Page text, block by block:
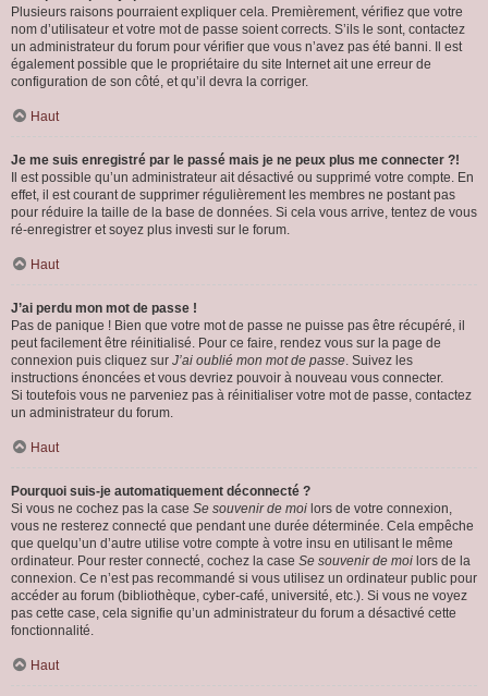
Plusieurs raisons pourraient expliquer cela. Premièrement, vérifiez que votre
nom d’utilisateur et votre mot de passe soient corrects. S’ils le sont, contactez
un administrateur du forum pour vérifier que vous n’avez pas été banni. Il est
également possible que le propriétaire du site Internet ait une erreur de
configuration de son côté, et qu’il devra la corriger.
Haut
Je me suis enregistré par le passé mais je ne peux plus me connecter ?!
Il est possible qu’un administrateur ait désactivé ou supprimé votre compte. En
effet, il est courant de supprimer régulièrement les membres ne postant pas
pour réduire la taille de la base de données. Si cela vous arrive, tentez de vous
ré-enregistrer et soyez plus investi sur le forum.
Haut
J’ai perdu mon mot de passe !
Pas de panique ! Bien que votre mot de passe ne puisse pas être récupéré, il
peut facilement être réinitialisé. Pour ce faire, rendez vous sur la page de
connexion puis cliquez sur J’ai oublié mon mot de passe. Suivez les
instructions énoncées et vous devriez pouvoir à nouveau vous connecter.
Si toutefois vous ne parveniez pas à réinitialiser votre mot de passe, contactez
un administrateur du forum.
Haut
Pourquoi suis-je automatiquement déconnecté ?
Si vous ne cochez pas la case Se souvenir de moi lors de votre connexion,
vous ne resterez connecté que pendant une durée déterminée. Cela empêche
que quelqu’un d’autre utilise votre compte à votre insu en utilisant le même
ordinateur. Pour rester connecté, cochez la case Se souvenir de moi lors de la
connexion. Ce n’est pas recommandé si vous utilisez un ordinateur public pour
accéder au forum (bibliothèque, cyber-café, université, etc.). Si vous ne voyez
pas cette case, cela signifie qu’un administrateur du forum a désactivé cette
fonctionnalité.
Haut